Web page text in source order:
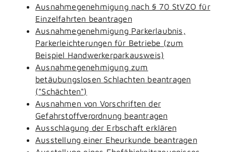
Ausnahmegenehmigung nach § 70 StVZO für
Einzelfahrten beantragen
Ausnahmegenehmigung Parkerlaubnis,
Parkerleichterungen für Betriebe (zum
Beispiel Handwerkerparkausweis)
Ausnahmegenehmigung zum
betäubungslosen Schlachten beantragen
("Schächten")
Ausnahmen von Vorschriften der
Gefahrstoffverordnung beantragen
Ausschlagung der Erbschaft erklären
Ausstellung einer Eheurkunde beantragen